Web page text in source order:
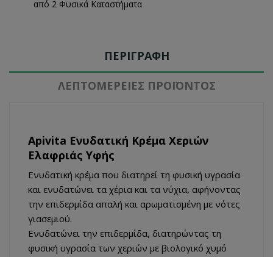
από 2 Φυσικά Καταστήματα
ΠΕΡΙΓΡΑΦΉ
ΛΕΠΤΟΜΈΡΕΙΕΣ ΠΡΟΪΌΝΤΟΣ
Apivita Ενυδατική Κρέμα Χεριών
Ελαφριάς Υφής
Eνυδατική κρέμα που διατηρεί τη φυσική υγρασία
και ενυδατώνει τα χέρια και τα νύχια, αφήνοντας
την επιδερμίδα απαλή και αρωματισμένη με νότες
γιασεμιού.
Ενυδατώνει την επιδερμίδα, διατηρώντας τη
φυσική υγρασία των χεριών με βιολογικό χυμό